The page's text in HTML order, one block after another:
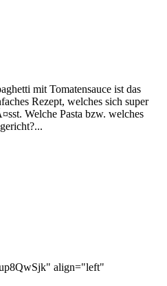
mit Tomatensauce ist das
Rezept, welches sich super
Welche Pasta bzw. welches
align="left"